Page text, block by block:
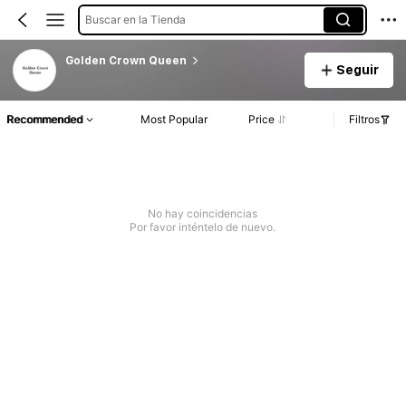
Buscar en la Tienda
Golden Crown Queen
Seguir
Recommended Most Popular Price Filtros
No hay coincidencias
Por favor inténtelo de nuevo.